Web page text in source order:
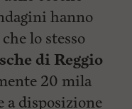
hanno
lo stesso
di Reggio
20 mila
a disposizione